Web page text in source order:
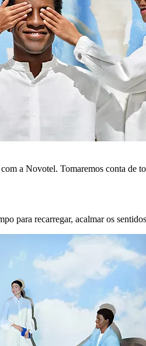
a Novotel. Tomaremos conta de
para recarregar, acalmar os